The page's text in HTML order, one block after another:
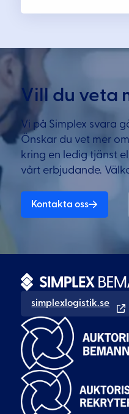
Vill du veta
Vi på Simplex svara
Önskar du vet mer
kring en ledig tjänst
vårt erbjudande.
Kontakta oss
simplexlogistik.se